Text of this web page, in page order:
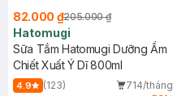
82.000 ₫205.000 ₫
Hatomugi
Sữa Tắm Hatomugi Dưỡng Ẩm
Chiết Xuất Ý Dĩ 800ml
4.9 (123)
714/tháng